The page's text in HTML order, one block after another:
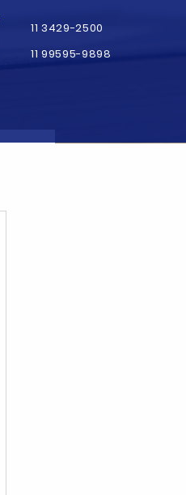
11 3429-2500
11 99595-9898